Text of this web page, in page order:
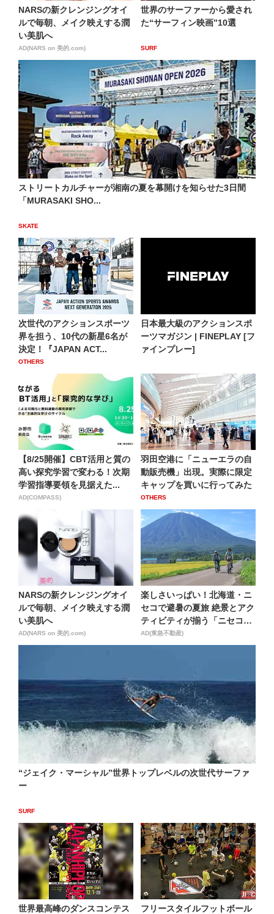
NARSの新クレンジングオイ
ルで毎朝、メイク映えする潤
い美肌へ
AD(NARS on 美的.com)
世界のサーファーから愛され
た“サーフィン映画”10選
SURF
ストリートカルチャーが湘南の夏を幕開けを知らせた3日間
「MURASAKI SHO...
SKATE
次世代のアクションスポーツ
界を担う、10代の新星6名が
決定！『JAPAN ACT...
OTHERS
日本最大級のアクションスポ
ーツマガジン | FINEPLAY [フ
ァインプレー]
【8/25開催】CBT活用と質の
高い探究学習で変わる！次期
学習指導要領を見据えた...
AD(COMPASS)
羽田空港に「ニューエラの自
動販売機」出現。実際に限定
キャップを買いに行ってみた
OTHERS
NARSの新クレンジングオイ
ルで毎朝、メイク映えする潤
い美肌へ
AD(NARS on 美的.com)
楽しさいっぱい！北海道・ニ
セコで避暑の夏旅 絶景とアク
ティビティが揃う「ニセコ
東...
AD(東急不動産)
“ジェイク・マーシャル”世界トップレベルの次世代サーファ
ー
SURF
世界最高峰のダンスコンテス
フリースタイルフットボール